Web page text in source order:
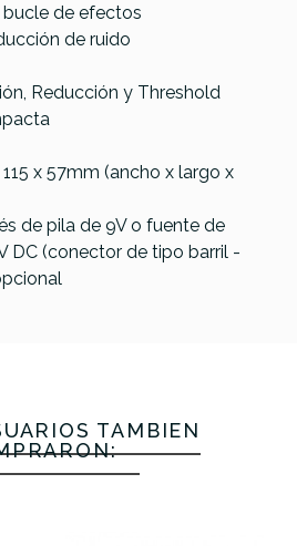
bucle de efectos
de ruido
Reducción y Threshold
x 57mm (ancho x largo x
de pila de 9V o fuente de
DC (conector de tipo barril -
TAMBIÉN